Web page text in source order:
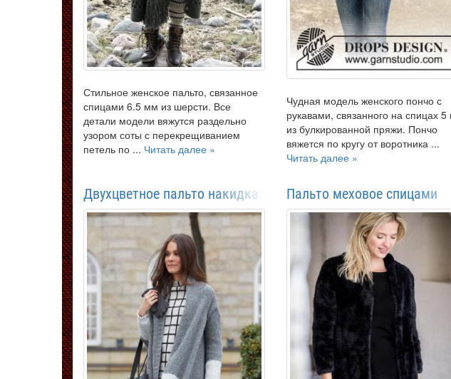
Стильное женское пальто, связанное
спицами 6.5 мм из шерсти. Все
детали модели вяжутся раздельно
узором соты с перекрещиванием
петель по ... Читать далее »
Чудная модель женского пончо с
рукавами, связанного на спицах
из булкированной пряжи. Пончо
вяжется по кругу от воротника ...
Читать далее »
Двухцветное пальто накидка Пальто меховое спицами